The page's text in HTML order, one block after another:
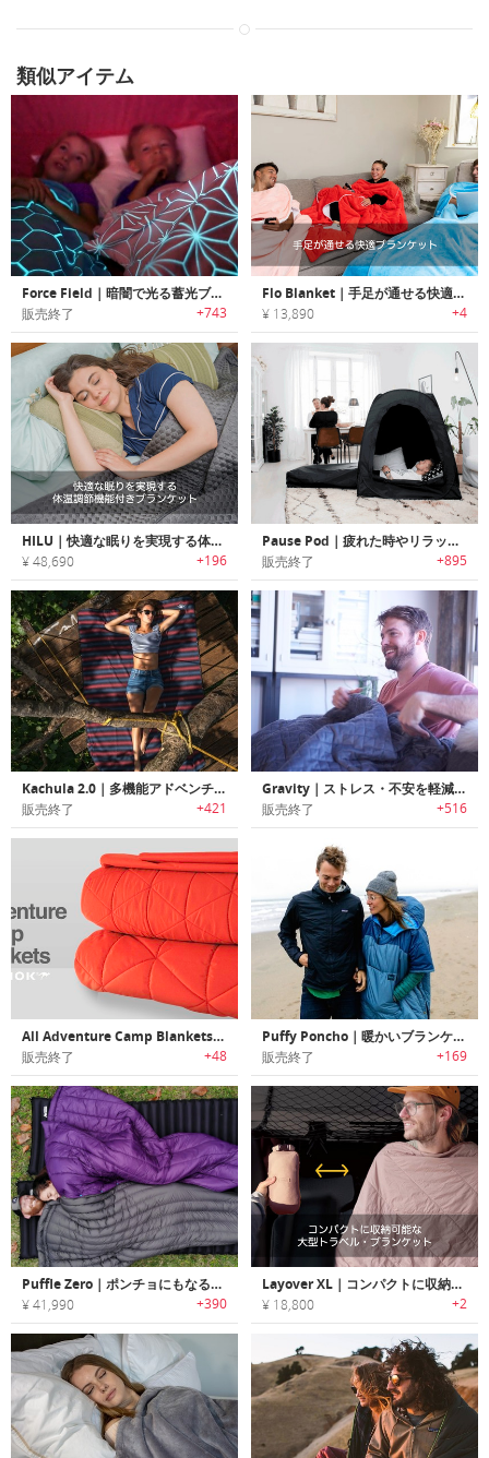
類似アイテム
Force Field｜暗闇で光る蓄光ブランケット「フォースフィールド」
販売終了 +743
Flo Blanket｜手足が通せる快適ブランケット「フロ」
¥ 13,890 +4
HILU｜快適な眠りを実現する体温調節機能付きブランケット「ヒールー」
¥ 48,690 +196
Pause Pod｜疲れた時やリラックスしたい時に最適なプライベートポップアップスペース「ポーズポッド」
販売終了 +895
Kachula 2.0｜多機能アドベンチャーブランケット「カチュラ2.0」
販売終了 +421
Gravity｜ストレス・不安を軽減しリラックス効果を高めるブランケット「グラビティ」
販売終了 +516
All Adventure Camp Blankets｜アウトドアで活躍するブランケットシステム
販売終了 +48
Puffy Poncho｜暖かいブランケットとしても利用可能なポンチョ「パフィーポンチョ」
販売終了 +169
Puffle Zero｜ポンチョにもなるアウトドアアドベンチャーブランケット「パッフルゼロ」
¥ 41,990 +390
Layover XL｜コンパクトに収納可能な大型トラベル・ブランケット
¥ 18,800 +2